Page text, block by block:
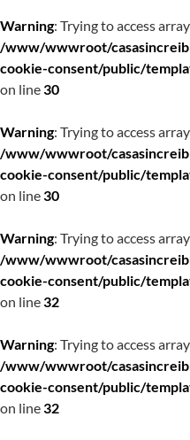
Warning: Trying to access
/www/wwwroot/
cookie-consent/public/
on line30
Warning: Trying to access
/www/wwwroot/
cookie-consent/public/
on line30
Warning: Trying to access
/www/wwwroot/
cookie-consent/public/
on line32
Warning: Trying to access
/www/wwwroot/
cookie-consent/public/
on line32